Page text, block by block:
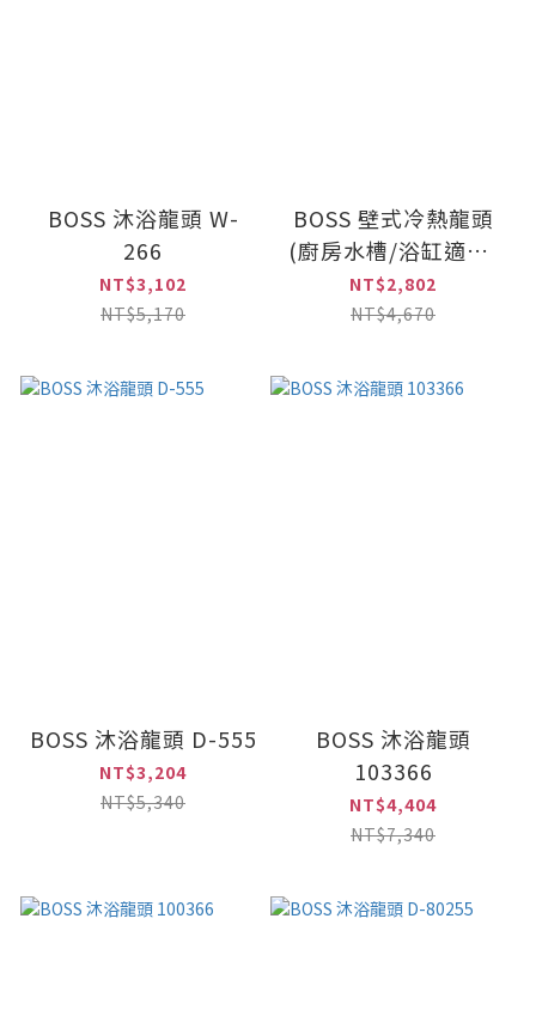
BOSS 沐浴龍頭 W-
266
NT$3,102
NT$5,170
BOSS 壁式冷熱龍頭
(廚房水槽/浴缸適用)
D-568
NT$2,802
NT$4,670
BOSS 沐浴龍頭 D-555
NT$3,204
NT$5,340
BOSS 沐浴龍頭
103366
NT$4,404
NT$7,340